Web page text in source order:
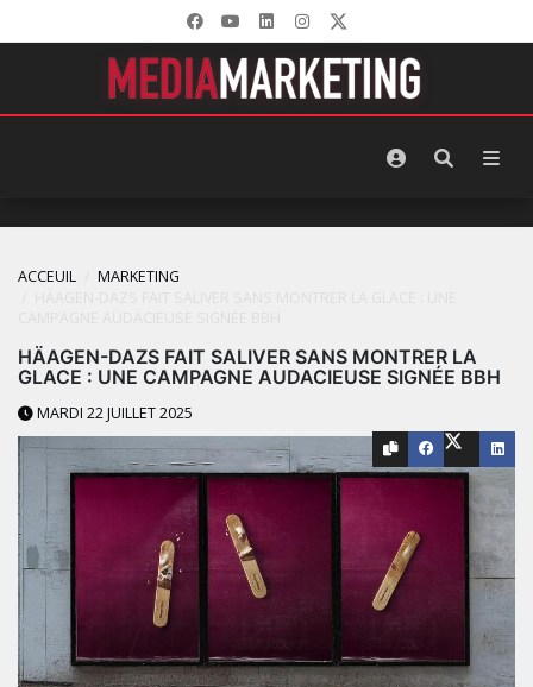
ACCEUIL
MARKETING
HÄAGEN-DAZS FAIT SALIVER SANS MONTRER LA
GLACE : UNE CAMPAGNE AUDACIEUSE SIGNÉE BBH
MARDI 22 JUILLET 2025